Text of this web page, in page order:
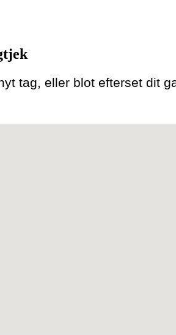
tag, eller blot efterset dit